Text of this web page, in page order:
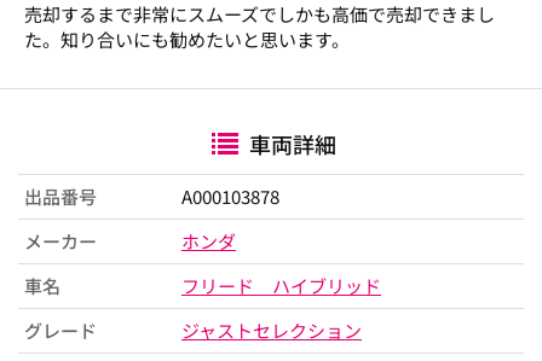
売却するまで非常にスムーズでしかも高価で売却できまし
た。知り合いにも勧めたいと思います。
車両詳細
出品番号
A000103878
メーカー
ホンダ
車名
フリード ハイブリッド
グレード
ジャストセレクション